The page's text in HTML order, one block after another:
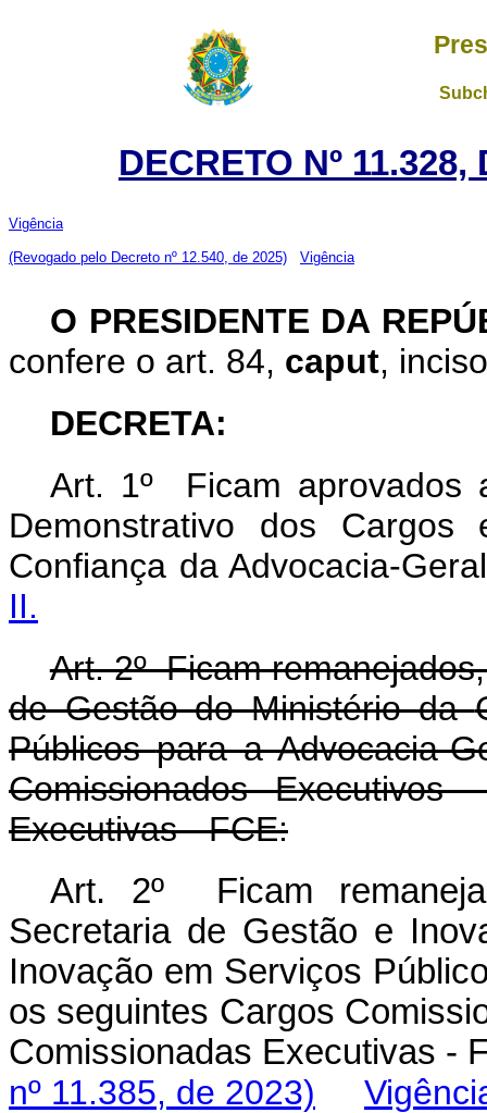
DECRETO Nº
Vigência
(Revogado pelo Decreto nº 12.540, de 2025) Vigência
O PRESIDENTE DA
confere o art. 84, caput,
DECRETA:
Art. 1º Ficam aprovados
Demonstrativo dos
Confiança da Advocacia-
II.
Art. 2º Ficam
de Gestão do Ministério da
Públicospara a Advocacia-
Comissionados
Executivas - FCE:
Art. 2º Ficam
Secretaria de Gestão e
Inovação em Serviços
os seguintes Cargos
Comissionadas
nº 11.385, de 2023)